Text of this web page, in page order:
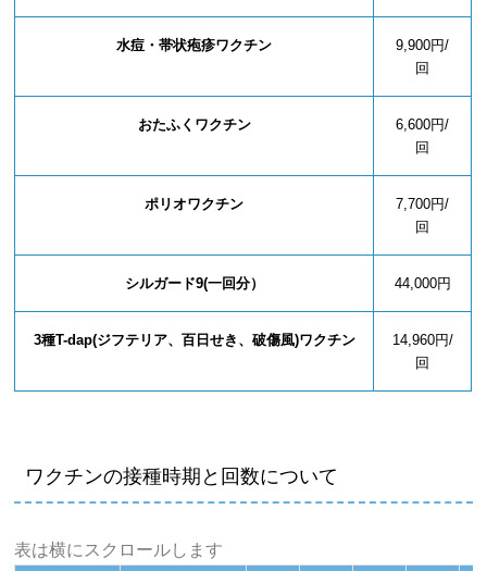
水痘・帯状疱疹ワクチン
9,900円/
回
おたふくワクチン
6,600円/
回
ポリオワクチン
7,700円/
回
シルガード9(一回分） 44,000円
3種T-dap(ジフテリア、百日せき、破傷風)ワクチン
14,960円/
回
ワクチンの接種時期と回数について
表は横にスクロールします